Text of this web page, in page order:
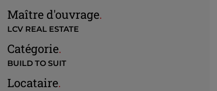
Maître d'ouvrage.
LCV REAL ESTATE
Catégorie.
BUILD TO SUIT
Locataire.